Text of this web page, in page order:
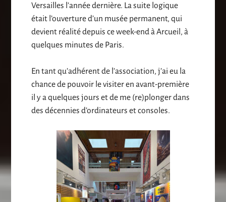
Versailles l’année dernière. La suite logique
était l’ouverture d’un musée permanent, qui
devient réalité depuis ce week-end à Arcueil, à
quelques minutes de Paris.
En tant qu’adhérent de l’association, j’ai eu la
chance de pouvoir le visiter en avant-première
il y a quelques jours et de me (re)plonger dans
des décennies d’ordinateurs et consoles.